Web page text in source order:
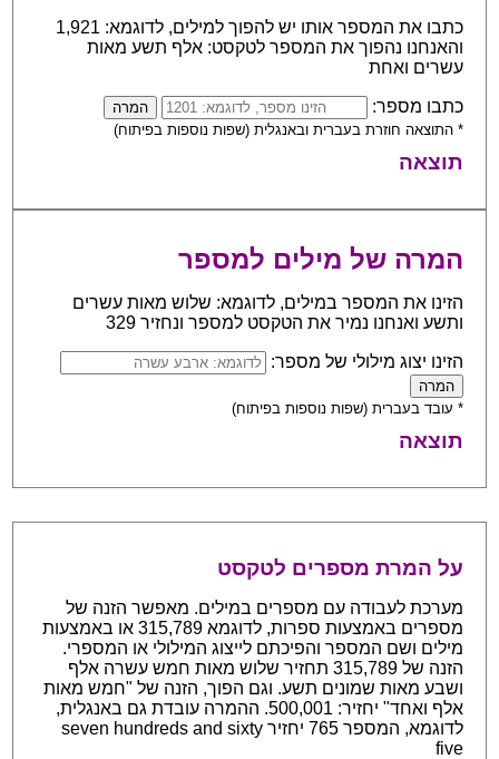
כתבו את המספר אותו יש להפוך למילים, לדוגמא: 1,921
והאנחנו נהפוך את המספר לטקסט: אלף תשע מאות
עשרים ואחת
כתבו מספר:
* התוצאה חוזרת בעברית ובאנגלית (שפות נוספות בפיתוח)
תוצאה
המרה של מילים למספר
הזינו את המספר במילים, לדוגמא: שלוש מאות עשרים
ותשע ואנחנו נמיר את הטקסט למספר ונחזיר 329
הזינו יצוג מילולי של מספר:
* עובד בעברית (שפות נוספות בפיתוח)
תוצאה
על המרת מספרים לטקסט
מערכת לעבודה עם מספרים במילים. מאפשר הזנה של
מספרים באמצעות ספרות, לדוגמא 315,789 או באמצעות
מילים ושם המספר והפיכתם לייצוג המילולי או המספרי.
הזנה של 315,789 תחזיר שלוש מאות חמש עשרה אלף
ושבע מאות שמונים תשע. וגם הפוך, הזנה של "חמש מאות
אלף ואחד" יחזיר: 500,001. ההמרה עובדת גם באנגלית,
לדוגמא, המספר 765 יחזיר seven hundreds and sixty
five